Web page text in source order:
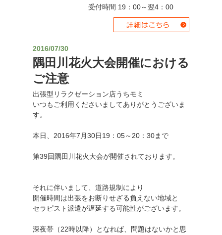
受付時間 19：00～翌4：00
2016/07/30
隅田川花火大会開催における
ご注意
出張型リラクゼーション店うちモミ
いつもご利用くださいましてありがとうございま
す。
本日、2016年7月30日19：05～20：30まで
第39回隅田川花火大会が開催されております。
それに伴いまして、道路規制により
開催時間は出張をお断りせざる負えない地域と
セラピスト派遣が遅延する可能性がございます。
深夜帯（22時以降）となれば、問題はないかと思